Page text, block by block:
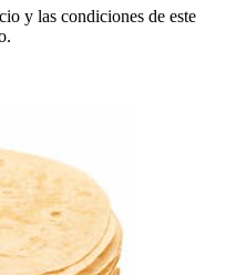
y las condiciones de este